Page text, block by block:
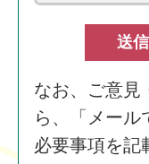
なお、ご意見
ら、「メール
必要事項を記